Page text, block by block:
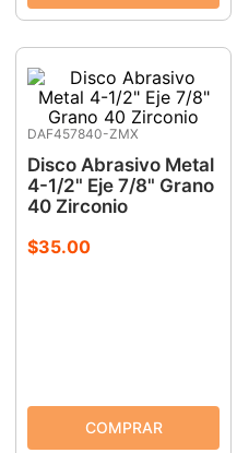
DAF457840-ZMX
Disco Abrasivo Metal
4-1/2" Eje 7/8" Grano
40 Zirconio
$35.00